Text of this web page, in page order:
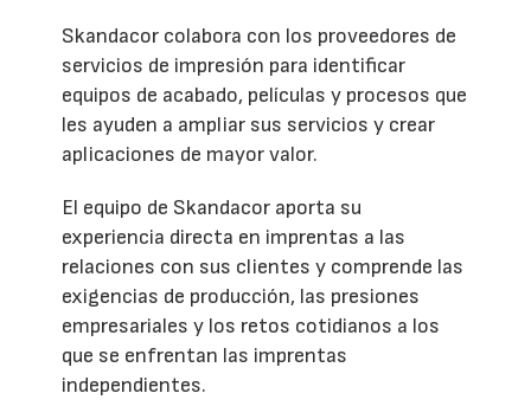
Skandacor colabora con los proveedores de
servicios de impresión para identificar
equipos de acabado, películas y procesos que
les ayuden a ampliar sus servicios y crear
aplicaciones de mayor valor.
El equipo de Skandacor aporta su
experiencia directa en imprentas a las
relaciones con sus clientes y comprende las
exigencias de producción, las presiones
empresariales y los retos cotidianos a los
que se enfrentan las imprentas
independientes.